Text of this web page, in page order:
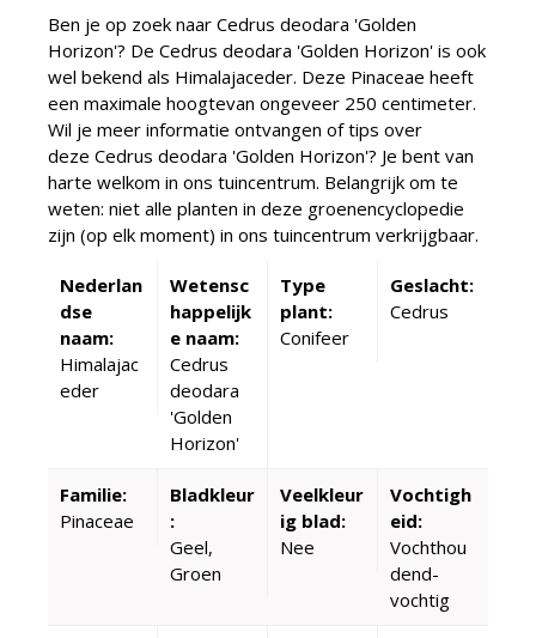
Ben je op zoek naar Cedrus deodara 'Golden
Horizon'? De Cedrus deodara 'Golden Horizon' is ook
wel bekend als Himalajaceder. Deze Pinaceae heeft
een maximale hoogtevan ongeveer 250 centimeter.
Wil je meer informatie ontvangen of tips over
deze Cedrus deodara 'Golden Horizon'? Je bent van
harte welkom in ons tuincentrum. Belangrijk om te
weten: niet alle planten in deze groenencyclopedie
zijn (op elk moment) in ons tuincentrum verkrijgbaar.
Nederlan
dse
naam:
Himalajac
eder
Wetensc
happelijk
e naam:
Cedrus
deodara
'Golden
Horizon'
Type
plant:
Conifeer
Geslacht:
Cedrus
Familie:
Pinaceae
Bladkleur
:
Geel,
Groen
Veelkleur
ig blad:
Nee
Vochtigh
eid:
Vochthou
dend-
vochtig